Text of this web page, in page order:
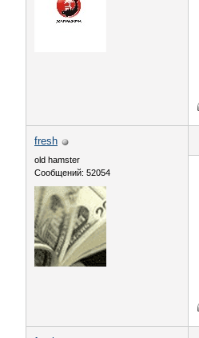
fresh
old hamster
Сообщений: 52054